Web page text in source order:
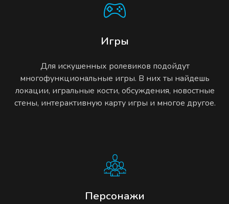
Игры
Для искушенных ролевиков подойдут
многофункциональные игры. В них ты найдешь
локации, игральные кости, обсуждения, новостные
стены, интерактивную карту игры и многое другое.
Персонажи